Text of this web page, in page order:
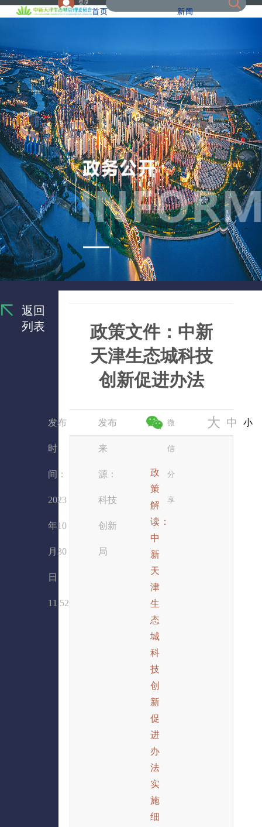
登录
首页 新闻
返回
列表
政策文件：中新
天津生态城科技
创新促进办法
发布
时
间：
2023
年10
月30
日
11:52
发布
来
源：
科技
创新
局
微
信
分
享
大 中 小
政
策
解
读：
中
新
天
津
生
态
城
科
技
创
新
促
进
办
法
实
施
细